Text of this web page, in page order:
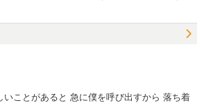
いことがあると 急に僕を呼び出すから 落ち着